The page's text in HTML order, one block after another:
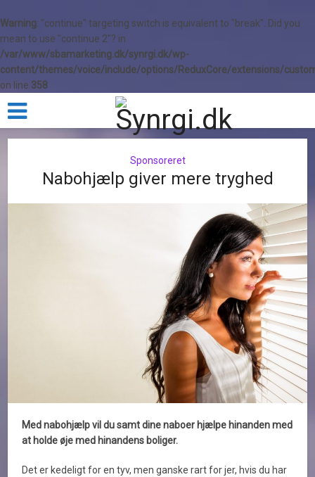
Warning: "continue" targeting switch is equivalent to "break". Did you
mean to use "continue 2"? in
/var/www/sbamarketing.dk/synrgi.dk/wp-
content/themes/voice/include/options/ReduxCore/extensions/
on line 358
Sponsoreret
Nabohjælp giver mere tryghed
Med nabohjælp vil du samt dine naboer hjælpe hinanden med
at holde øje med hinandens boliger.
Det er kedeligt for en tyv, men ganske rart for jer, hvis du har